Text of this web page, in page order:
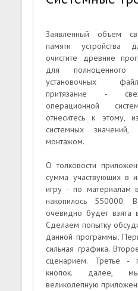
Заявленный объем
памяти устройства
очистите древние
для полноценного
установочных
притязание -
операционной
отнеситесь к этому,
системных
монтажом.
О толковости
сумма участвующих в
игру - по материалам
накопилось 550000.
очевидно будет взята
Сделаем попытку
данной программы.
сильная графика.
сценарием. Третье -
кнопок. далее,
великолепную